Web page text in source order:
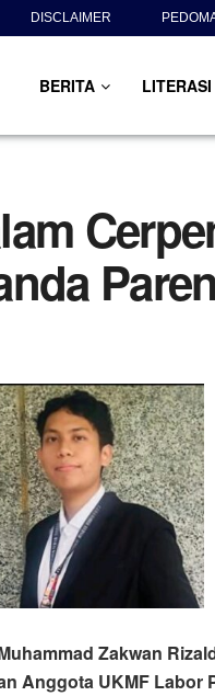
DISCLAIMER
BERITA LITERASI
Zakwan
Anggota UKMF Labor